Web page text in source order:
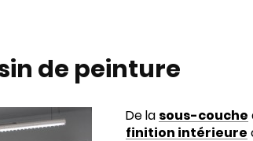
de peinture
De la sous-couche
finition intérieure